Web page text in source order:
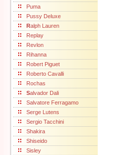
Puma
Pussy Deluxe
Ralph Lauren
Replay
Revlon
Rihanna
Robert Piguet
Roberto Cavalli
Rochas
Salvador Dali
Salvatore Ferragamo
Serge Lutens
Sergio Tacchini
Shakira
Shiseido
Sisley